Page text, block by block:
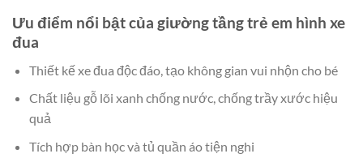
Ưu điểm nổi bật của giường tầng trẻ em hình xe
đua
Thiết kế xe đua độc đáo, tạo không gian vui nhộn cho bé
Chất liệu gỗ lõi xanh chống nước, chống trầy xước hiệu
quả
Tích hợp bàn học và tủ quần áo tiện nghi